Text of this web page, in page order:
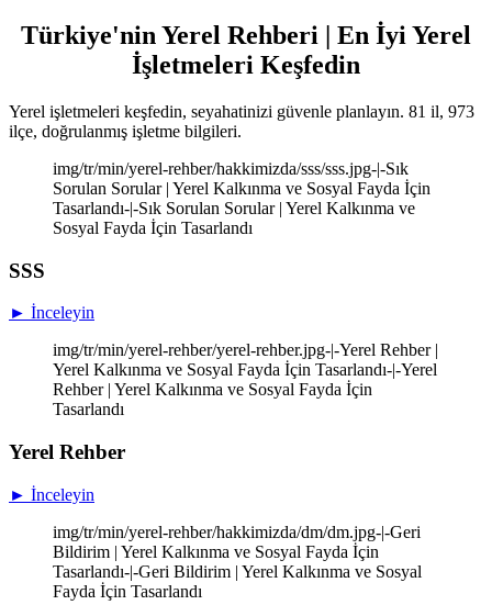
Türkiye'nin Yerel Rehberi | En İyi Yerel
İşletmeleri Keşfedin
Yerel işletmeleri keşfedin, seyahatinizi güvenle planlayın. 81 il, 973
ilçe, doğrulanmış işletme bilgileri.
img/tr/min/yerel-rehber/hakkimizda/sss/sss.jpg-|-Sık
Sorulan Sorular | Yerel Kalkınma ve Sosyal Fayda İçin
Tasarlandı-|-Sık Sorulan Sorular | Yerel Kalkınma ve
Sosyal Fayda İçin Tasarlandı
SSS
► İnceleyin
img/tr/min/yerel-rehber/yerel-rehber.jpg-|-Yerel Rehber |
Yerel Kalkınma ve Sosyal Fayda İçin Tasarlandı-|-Yerel
Rehber | Yerel Kalkınma ve Sosyal Fayda İçin
Tasarlandı
Yerel Rehber
► İnceleyin
img/tr/min/yerel-rehber/hakkimizda/dm/dm.jpg-|-Geri
Bildirim | Yerel Kalkınma ve Sosyal Fayda İçin
Tasarlandı-|-Geri Bildirim | Yerel Kalkınma ve Sosyal
Fayda İçin Tasarlandı